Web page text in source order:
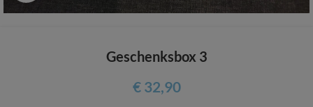
Geschenksbox 3
€32,90